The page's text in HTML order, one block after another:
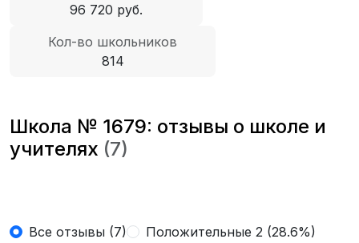
96 720 руб.
Кол-во школьников
814
Школа № 1679: отзывы о школе и
учителях (7)
Все отзывы (7)
Положительные 2 (28.6%)